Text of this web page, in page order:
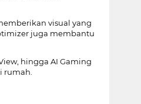
visual yang
juga membantu
hingga AI Gaming
rumah.